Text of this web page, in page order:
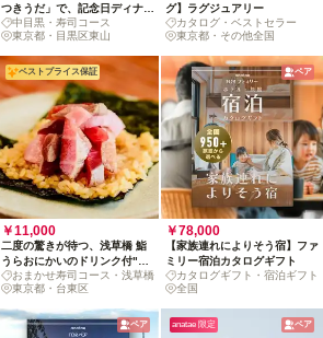
つきうだ」で、記念日ディナー
TIME
中目黒・寿司コース
東京都・目黒区東山
グ】ラグジュアリー
カタログ・ベストセラー
東京都・その他全国
ベストプライス保証
￥11,000
二度の驚きが待つ、浅草橋 鮨
うらおにかいのドリンク付"く
ずし鮨"コース（時間指定あ
り）
おまかせ寿司コース・浅草橋
東京都・台東区
ペア
￥78,000
【家族連れによりそう宿】ファ
ミリー宿泊カタログギフト
カタログギフト・宿泊ギフト
全国
ペア anatae 限定 ペア